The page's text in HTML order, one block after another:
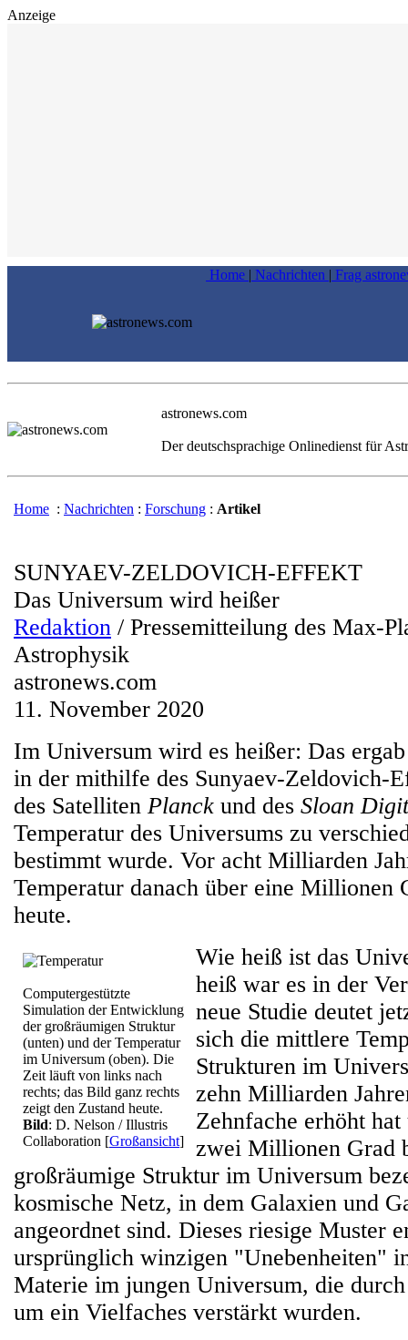
Anzeige
Home | Nachrichten | Frag
astronews.com
Der deutschsprachige Onlinedienst für
Home : Nachrichten : Forschung : Artikel
SUNYAEV-ZELDOVICH-EFFEKT
Das Universum wird heißer
Redaktion / Pressemitteilung des Max-
Astrophysik
astronews.com
11. November 2020
Im Universum wird es heißer: Das
in der mithilfe des Sunyaev-Zeldovich-
des Satelliten Planck und des Sloan
Temperatur des Universums zu
bestimmt wurde. Vor acht Milliarden
Temperatur danach über eine Millionen
heute.
Computergestützte
Simulation der Entwicklung
der großräumigen Struktur
(unten) und der Temperatur
im Universum (oben). Die
Zeit läuft von links nach
rechts; das Bild ganz rechts
zeigt den Zustand heute.
Bild: D. Nelson / Illustris
Collaboration [Großansicht]
Wie heiß ist das
heiß war es in der
neue Studie deutet
sich die mittlere
Strukturen im
zehn Milliarden
Zehnfache erhöht
zwei Millionen Grad
großräumige Struktur im Universum
kosmische Netz, in dem Galaxien und
angeordnet sind. Dieses riesige Muster
ursprünglich winzigen "Unebenheiten"
Materie im jungen Universum, die
um ein Vielfaches verstärkt wurden.